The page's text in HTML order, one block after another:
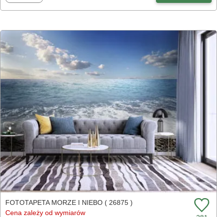
FOTOTAPETA MORZE I NIEBO ( 26875 )
Cena zależy od wymiarów